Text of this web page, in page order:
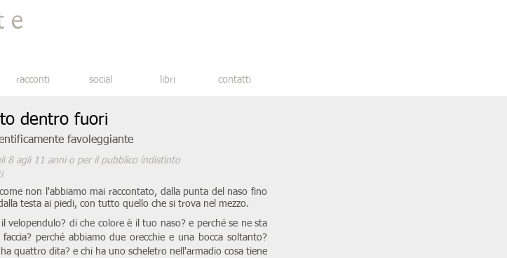
e
racconti social libri contatti
8 agli 11 anni o per il pubblico indistinto
non l'abbiamo mai raccontato, dalla punta del naso fino
testa ai piedi, con tutto quello che si trova nel mezzo.
velopendulo? di che colore è il tuo naso? e perché se ne sta
faccia? perché abbiamo due orecchie e una bocca soltanto?
quattro dita? e chi ha uno scheletro nell'armadio cosa tiene
dentro fuori
favoleggiante